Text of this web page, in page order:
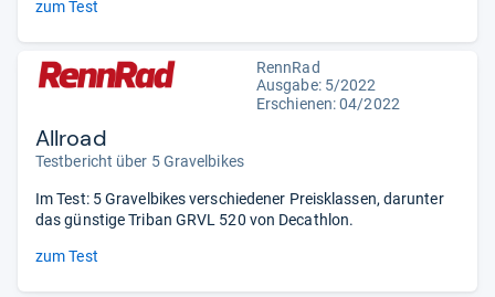
zum Test
RennRad
Ausgabe: 5/2022
Erschienen: 04/2022
Allroad
Testbericht über 5 Gravelbikes
Im Test: 5 Gravelbikes verschiedener Preisklassen, darunter
das günstige Triban GRVL 520 von Decathlon.
zum Test